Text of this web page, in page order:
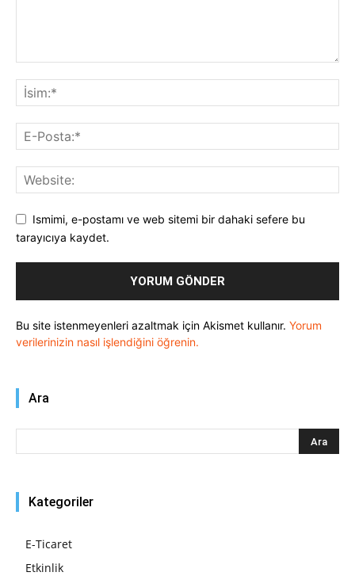
Ismimi, e-postamı ve web sitemi bir dahaki sefere bu
tarayıcıya kaydet.
Bu site istenmeyenleri azaltmak için Akismet kullanır. Yorum
verilerinizin nasıl işlendiğini öğrenin.
Ara
Kategoriler
E-Ticaret
Etkinlik